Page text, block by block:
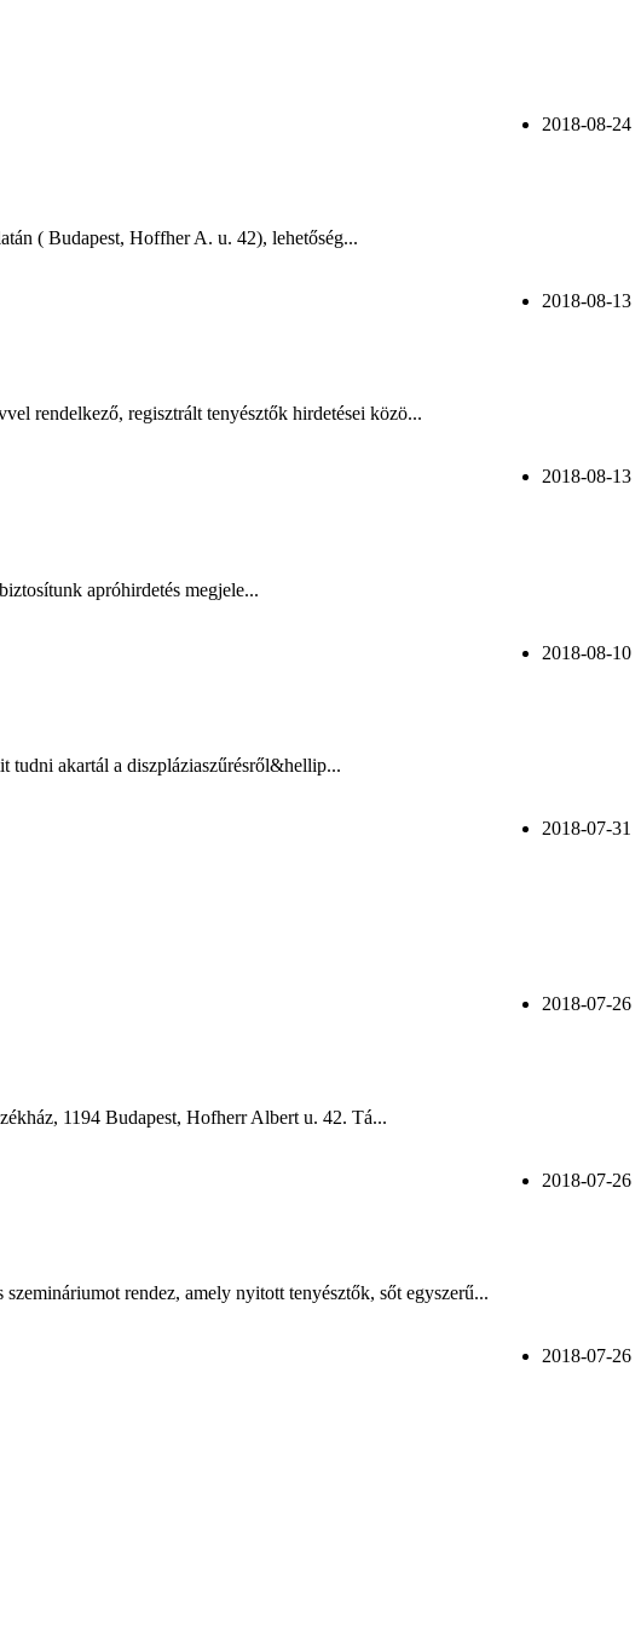
2018-08-24
( Budapest, Hoffher A. u. 42), lehetőség...
2018-08-13
rendelkező, regisztrált tenyésztők hirdetései közö...
2018-08-13
apróhirdetés megjele...
2018-08-10
akartál a diszpláziaszűrésről&hellip...
2018-07-31
2018-07-26
1194 Budapest, Hofherr Albert u. 42. Tá...
2018-07-26
rendez, amely nyitott tenyésztők, sőt egyszerű...
2018-07-26